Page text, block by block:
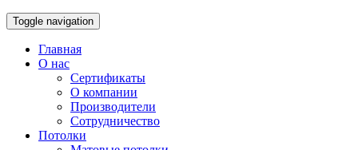
Toggle navigation
Главная
О нас
Сертификаты
О компании
Производители
Сотрудничество
Потолки